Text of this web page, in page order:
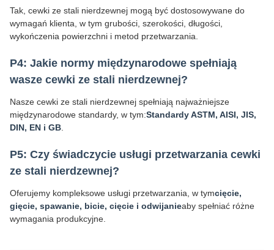
Tak, cewki ze stali nierdzewnej mogą być dostosowywane do
wymagań klienta, w tym grubości, szerokości, długości,
wykończenia powierzchni i metod przetwarzania.
P4: Jakie normy międzynarodowe spełniają
wasze cewki ze stali nierdzewnej?
Nasze cewki ze stali nierdzewnej spełniają najważniejsze
międzynarodowe standardy, w tym:Standardy ASTM, AISI, JIS,
DIN, EN i GB
P5: Czy świadczycie usługi przetwarzania cewki
ze stali nierdzewnej?
Oferujemy kompleksowe usługi przetwarzania, w tymcięcie,
gięcie, spawanie, bicie, cięcie i odwijanieaby spełniać różne
wymagania produkcyjne.